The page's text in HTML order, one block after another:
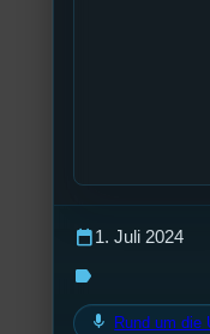
calendar_today1. Juli 2024
label
mic Rund um die